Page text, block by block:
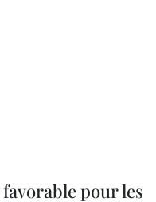
pour les